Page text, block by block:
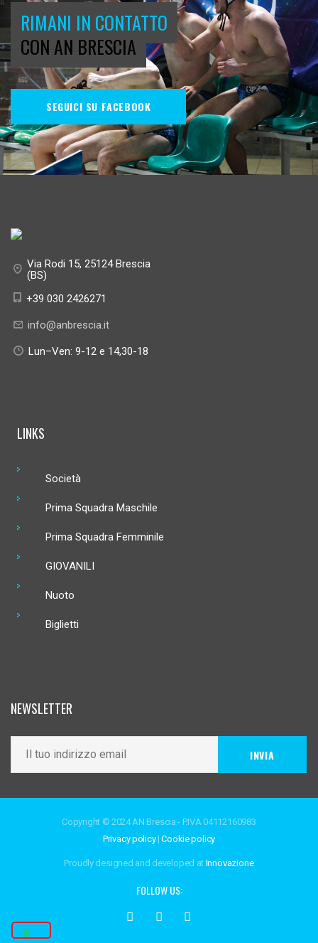
RIMANI IN CONTATTO
CON AN BRESCIA
SEGUICI SU FACEBOOK
Via Rodi 15, 25124 Brescia
(BS)
+39 030 2426271
info@anbrescia.it
Lun–Ven: 9-12 e 14,30-18
LINKS
Società
Prima Squadra Maschile
Prima Squadra Femminile
GIOVANILI
Nuoto
Biglietti
NEWSLETTER
Copyright © 2024 AN Brescia - P.IVA 04112160983
Privacy policy|Cookie policy
Proudly designed and developed at Innovazione
FOLLOW US: